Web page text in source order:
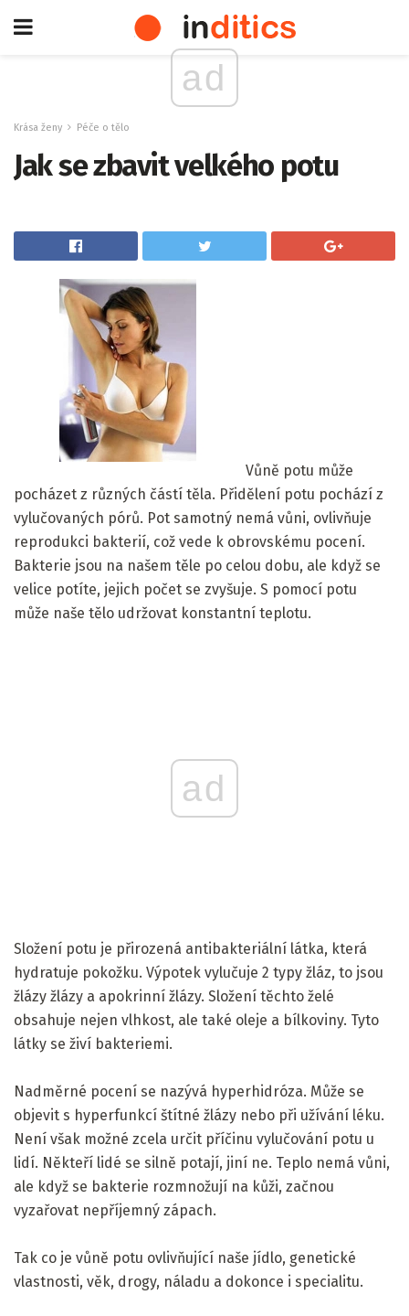
ad
Krása ženy Péče o tělo
Jak se zbavit velkého potu
Vůně potu může
pocházet z různých částí těla. Přidělení potu pochází z
vylučovaných pórů. Pot samotný nemá vůni, ovlivňuje
reprodukci bakterií, což vede k obrovskému pocení.
Bakterie jsou na našem těle po celou dobu, ale když se
velice potíte, jejich počet se zvyšuje. S pomocí potu
může naše tělo udržovat konstantní teplotu.
ad
Složení potu je přirozená antibakteriální látka, která
hydratuje pokožku. Výpotek vylučuje 2 typy žláz, to jsou
žlázy žlázy a apokrinní žlázy. Složení těchto želé
obsahuje nejen vlhkost, ale také oleje a bílkoviny. Tyto
látky se živí bakteriemi.
Nadměrné pocení se nazývá hyperhidróza. Může se
objevit s hyperfunkcí štítné žlázy nebo při užívání léku.
Není však možné zcela určit příčinu vylučování potu u
lidí. Někteří lidé se silně potají, jiní ne. Teplo nemá vůni,
ale když se bakterie rozmnožují na kůži, začnou
vyzařovat nepříjemný zápach.
Tak co je vůně potu ovlivňující naše jídlo, genetické
vlastnosti, věk, drogy, náladu a dokonce i specialitu.